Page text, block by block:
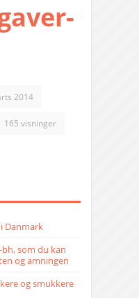
2014
165 visninger
Danmark
som du kan
og amningen
og smukkere